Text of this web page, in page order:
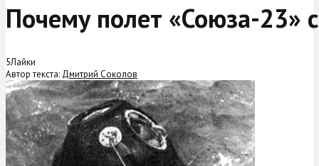
Почему полет «Союза-23»
5Лайки
Автор текста: Дмитрий Соколов